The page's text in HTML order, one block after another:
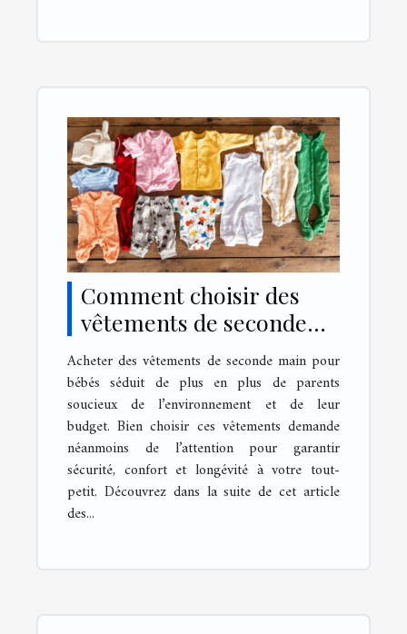
Comment choisir des
vêtements de seconde
main pour bébés
Acheter des vêtements de seconde main pour
bébés séduit de plus en plus de parents
soucieux de l’environnement et de leur
budget. Bien choisir ces vêtements demande
néanmoins de l’attention pour garantir
sécurité, confort et longévité à votre tout-
petit. Découvrez dans la suite de cet article
des...